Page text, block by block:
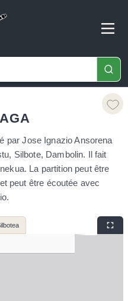
par Jose Ignazio Ansorena
Silbote, Dambolin. Il fait
La partition peut être
peut être écoutée avec